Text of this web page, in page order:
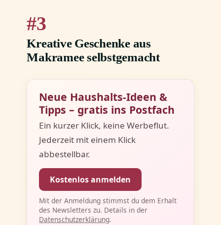
3
Kreative Geschenke aus
Makramee selbstgemacht
Neue Haushalts-Ideen &
Tipps – gratis ins Postfach
Ein kurzer Klick, keine Werbeflut.
Jederzeit mit einem Klick
abbestellbar.
Kostenlos anmelden
Mit der Anmeldung stimmst du dem Erhalt
des Newsletters zu. Details in der
Datenschutzerklärung.